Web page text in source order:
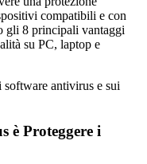
compatibili e con
gli 8 principali vantaggi
su PC, laptop e
software antivirus e sui
è Proteggere i